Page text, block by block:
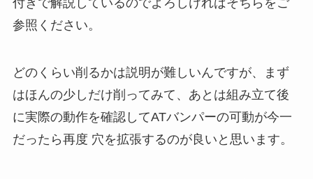
付きで解説しているのでよろしければそちらをご
参照ください。
どのくらい削るかは説明が難しいんですが、まず
はほんの少しだけ削ってみて、あとは組み立て後
に実際の動作を確認してATバンパーの可動が今一
だったら再度 穴を拡張するのが良いと思います。